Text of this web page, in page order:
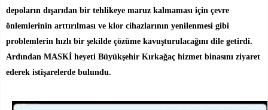
depoların dışarıdan bir tehlikeye maruz kalmaması için çevre
önlemlerinin arttırılması ve klor cihazlarının yenilenmesi gibi
problemlerin hızlı bir şekilde çözüme kavuşturulacağını dile getirdi.
Ardından MASKİ heyeti Büyükşehir Kırkağaç hizmet binasını ziyaret
ederek istişarelerde bulundu.